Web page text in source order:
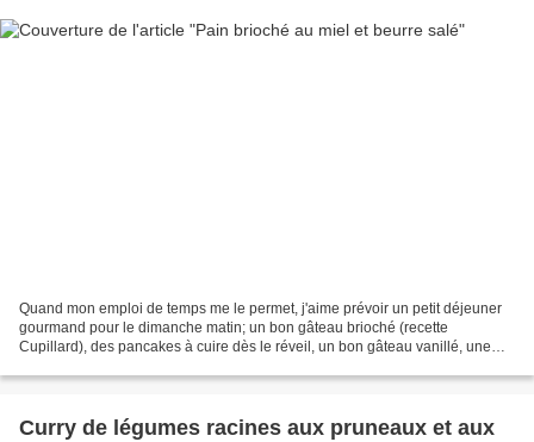
Quand mon emploi de temps me le permet, j'aime prévoir un petit déjeuner
gourmand pour le dimanche matin; un bon gâteau brioché (recette
Cupillard), des pancakes à cuire dès le réveil, un bon gâteau vanillé, une
Curry de légumes racines aux pruneaux et aux